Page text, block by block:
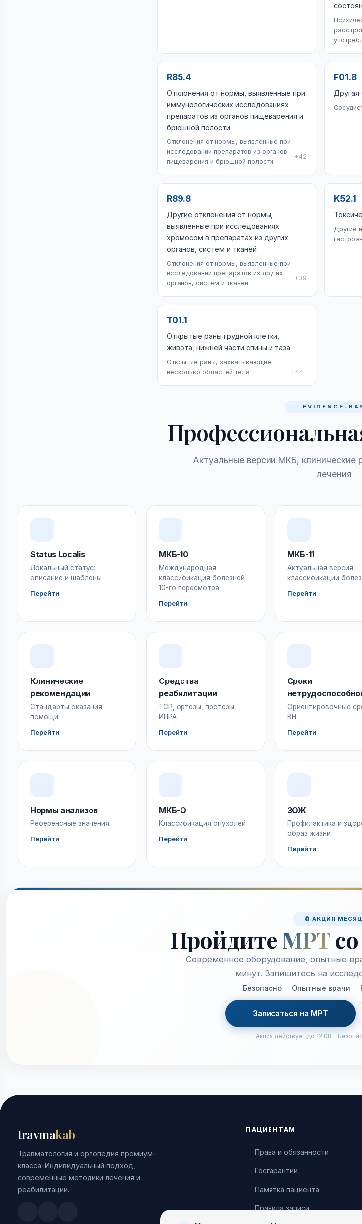
R85.4
Отклонения от нормы, выявленные при
иммунологических исследованиях
препаратов из органов пищеварения и
брюшной полости
Отклонения от нормы, выявленные при
исследовании препаратов из органов
пищеварения и брюшной полости
+42
F01.8
Другая
R89.8
Другие отклонения от нормы,
выявленные при исследованиях
хромосом в препаратах из других
органов, систем и тканей
Отклонения от нормы, выявленные при
исследовании препаратов из других
органов, систем и тканей
+39
K52.1
Другие
T01.1
Открытые раны грудной клетки,
живота, нижней части спины и таза
Открытые раны, захватывающие
несколько областей тела
+44
EVIDENCE-
Актуальные версии МКБ, клинические
лечения
Status Localis
Локальный статус:
описание и шаблоны
Перейти
МКБ-10
Международная
классификация болезней
10-го пересмотра
Перейти
МКБ-11
Актуальная версия
классификации
Перейти
Клинические
рекомендации
Стандарты оказания
помощи
Перейти
Средства
реабилитации
ТСР, ортезы, протезы,
ИПРА
Перейти
Сроки
Ориентировочные
ВН
Перейти
Нормы анализов
Референсные значения
Перейти
МКБ-О
Классификация опухолей
Перейти
ЗОЖ
Профилактика и
образ жизни
Перейти
🧲 АКЦИЯ
Пройдите МРТ
Современное оборудование, опытные
минут. Запишитесь на
Безопасно Опытные врачи
Записаться на МРТ
Акция действует до 12.08
travmakab
Травматология и ортопедия премиум-
класса. Индивидуальный подход,
современные методики лечения и
реабилитации.
ПАЦИЕНТАМ
Права и обязанности
Госгарантии
Памятка пациента
Правила записи